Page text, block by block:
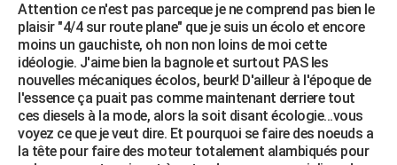
Attention ce n'est pas parceque je ne comprend pas bien le
plaisir "4/4 sur route plane" que je suis un écolo et encore
moins un gauchiste, oh non non loins de moi cette
idéologie. J'aime bien la bagnole et surtout PAS les
nouvelles mécaniques écolos, beurk! D'ailleur à l'époque de
l'essence ça puait pas comme maintenant derriere tout
ces diesels à la mode, alors la soit disant écologie...vous
voyez ce que je veut dire. Et pourquoi se faire des noeuds a
la tête pour faire des moteur totalement alambiqués pour